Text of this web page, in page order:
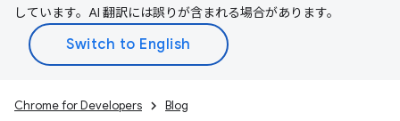
しています。AI 翻訳には誤りが含まれる場合があります。
Chrome for Developers Blog